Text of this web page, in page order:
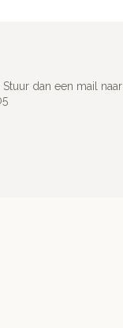
dan een mail naar